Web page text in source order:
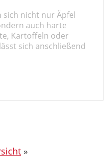
sich nicht nur Äpfel
auch harte
Kartoffeln oder
sich anschließend
»